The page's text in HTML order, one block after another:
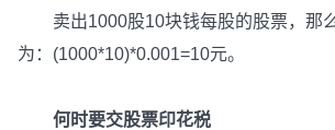
卖出1000股10块钱每股的股票，那
为：(1000*10)*0.001=10元。
何时要交股票印花税